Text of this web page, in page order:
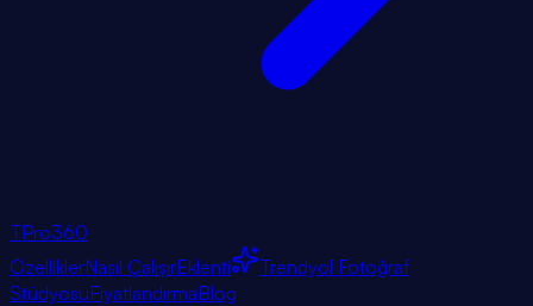
TPro360
ÖzelliklerNasıl ÇalışırEklenti
Trendyol Fotoğraf
StüdyosuFiyatlandırmaBlog